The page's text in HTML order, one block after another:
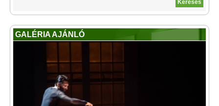
GALÉRIA AJÁNLÓ